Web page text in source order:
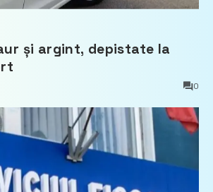
și argint, depistate la
0